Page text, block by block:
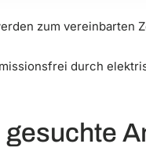
zum vereinbarten
durch
gesuchte